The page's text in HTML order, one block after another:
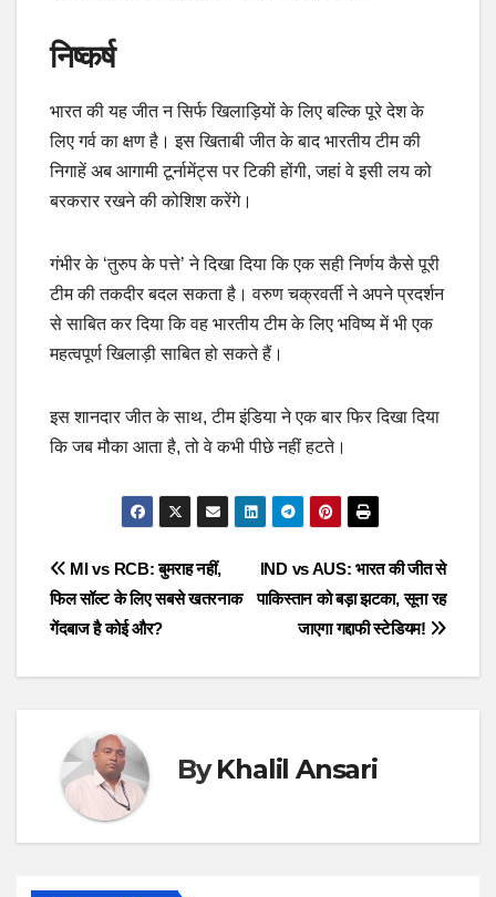
निष्कर्ष
भारत की यह जीत न सिर्फ खिलाड़ियों के लिए बल्कि पूरे देश के
लिए गर्व का क्षण है। इस खिताबी जीत के बाद भारतीय टीम की
निगाहें अब आगामी टूर्नामेंट्स पर टिकी होंगी, जहां वे इसी लय को
बरकरार रखने की कोशिश करेंगे।
गंभीर के ‘तुरुप के पत्ते’ ने दिखा दिया कि एक सही निर्णय कैसे पूरी
टीम की तकदीर बदल सकता है। वरुण चक्रवर्ती ने अपने प्रदर्शन
से साबित कर दिया कि वह भारतीय टीम के लिए भविष्य में भी एक
महत्वपूर्ण खिलाड़ी साबित हो सकते हैं।
इस शानदार जीत के साथ, टीम इंडिया ने एक बार फिर दिखा दिया
कि जब मौका आता है, तो वे कभी पीछे नहीं हटते।
Post
navigation
IND vs AUS: भारत की जीत से
पाकिस्तान को बड़ा झटका, सूना रह
जाएगा गद्दाफी स्टेडियम!
MI vs RCB: बुमराह नहीं,
फिल सॉल्ट के लिए सबसे खतरनाक
गेंदबाज है कोई और?
ByKhalil Ansari